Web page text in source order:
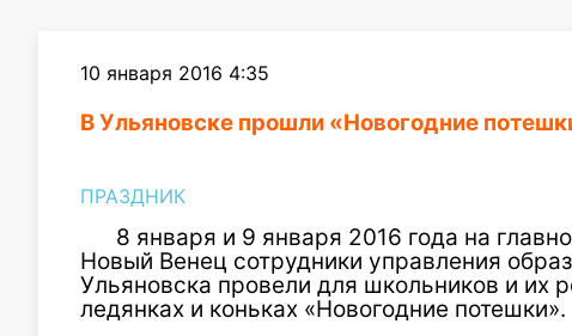
10 января 2016 4:35
В Ульяновске прошли «Новогодние
ПРАЗДНИК
8 января и 9 января 2016 года на
Новый Венец сотрудники управления
Ульяновска провели для школьников и их
ледянках и коньках «Новогодние потешки».